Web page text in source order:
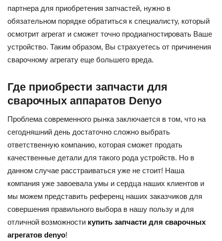
партнера для приобретения запчастей, нужно в
обязательном порядке обратиться к специалисту, который
осмотрит агрегат и сможет точно продиагностировать Ваше
устройство. Таким образом, Вы страхуетесь от причинения
сварочному агрегату еще большего вреда.
Где приобрести запчасти для
сварочных аппаратов Denyo
Проблема современного рынка заключается в том, что на
сегодняшний день достаточно сложно выбрать
ответственную компанию, которая сможет продать
качественные детали для такого рода устройств. Но в
данном случае расстраиваться уже не стоит! Наша
компания уже завоевала умы и сердца наших клиентов и
мы можем представить референц наших заказчиков для
совершения правильного выбора в нашу пользу и для
отличной возможности купить запчасти для сварочных
агрегатов denyo!